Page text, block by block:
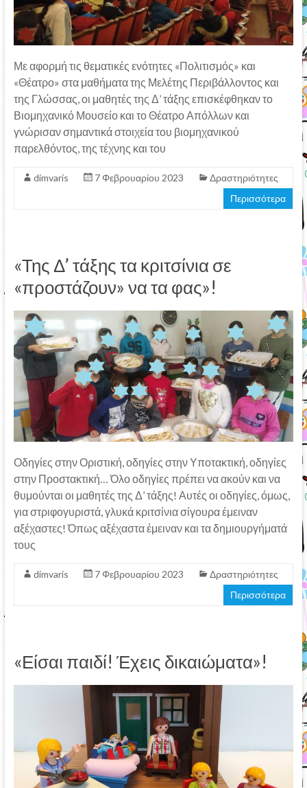
Με αφορμή τις θεματικές ενότητες «Πολιτισμός» και
«Θέατρο» στα μαθήματα της Μελέτης Περιβάλλοντος και
της Γλώσσας, οι μαθητές της Δ’ τάξης επισκέφθηκαν το
Βιομηχανικό Μουσείο και το Θέατρο Απόλλων και
γνώρισαν σημαντικά στοιχεία του βιομηχανικού
παρελθόντος, της τέχνης και του
dimvaris 7 Φεβρουαρίου 2023
Δραστηριότητες
Περισσότερα
«Της Δ’ τάξης τα κριτσίνια σε
«προστάζουν» να τα φας»!
Οδηγίες στην Οριστική, οδηγίες στην Υποτακτική, οδηγίες
στην Προστακτική… Όλο οδηγίες πρέπει να ακούν και να
θυμούνται οι μαθητές της Δ’ τάξης! Αυτές οι οδηγίες, όμως,
για στριφογυριστά, γλυκά κριτσίνια σίγουρα έμειναν
αξέχαστες! Όπως αξέχαστα έμειναν και τα δημιουργήματά
τους
dimvaris 7 Φεβρουαρίου 2023
Δραστηριότητες
Περισσότερα
«Είσαι παιδί! Έχεις δικαιώματα»!